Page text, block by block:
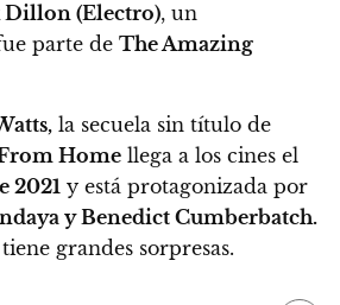
Dillon (Electro), un
parte de The Amazing
la secuela sin título de
Home llega a los cines el
2021 y está protagonizada por
y Benedict Cumberbatch.
grandes sorpresas.